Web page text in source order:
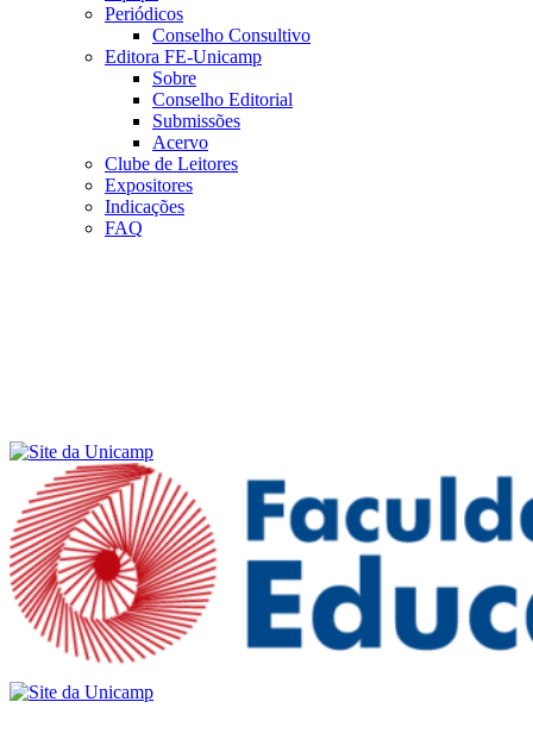
Periódicos
Conselho Consultivo
Editora FE-Unicamp
Sobre
Conselho Editorial
Submissões
Acervo
Clube de Leitores
Expositores
Indicações
FAQ